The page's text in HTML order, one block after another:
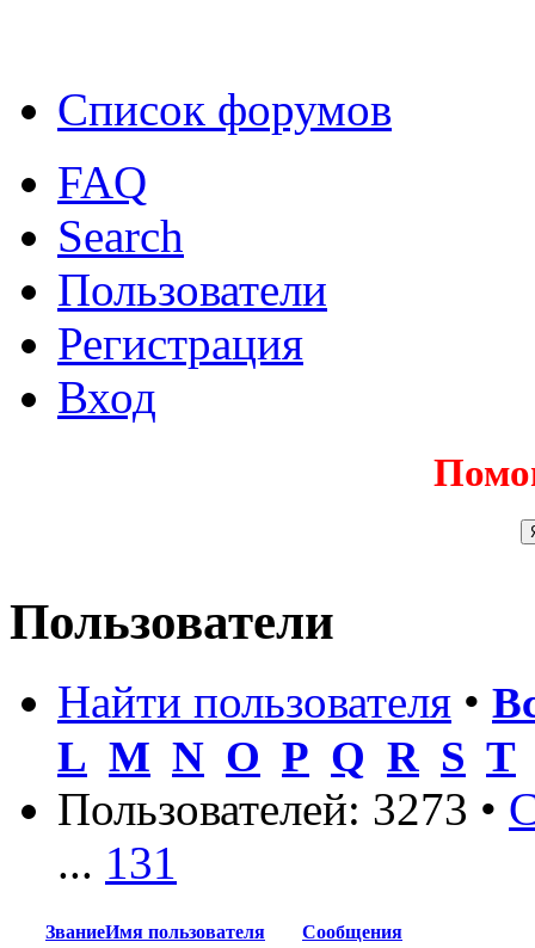
Список форумов
FAQ
Search
Пользователи
Регистрация
Вход
Пользователи
Найти пользователя •
L M N O P Q R S T
Пользователей: 3273 •
... 131
ЗваниеИмя пользователя
Сообщения